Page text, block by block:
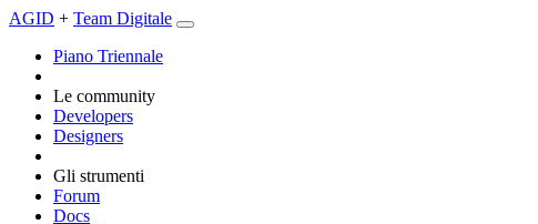
AGID + Team Digitale
Piano Triennale
Le community
Developers
Designers
Gli strumenti
Forum
Docs